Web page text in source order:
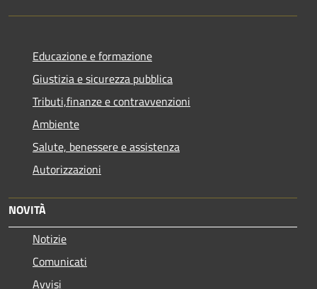
Educazione e formazione
Giustizia e sicurezza pubblica
Tributi,finanze e contravvenzioni
Ambiente
Salute, benessere e assistenza
Autorizzazioni
NOVITÀ
Notizie
Comunicati
Avvisi